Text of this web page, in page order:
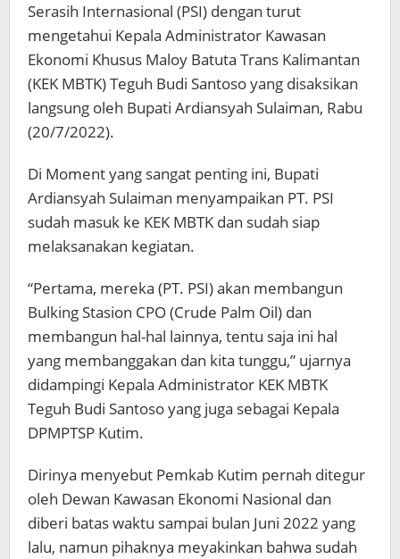
Serasih Internasional (PSI) dengan turut
mengetahui Kepala Administrator Kawasan
Ekonomi Khusus Maloy Batuta Trans Kalimantan
(KEK MBTK) Teguh Budi Santoso yang disaksikan
langsung oleh Bupati Ardiansyah Sulaiman, Rabu
(20/7/2022).
Di Moment yang sangat penting ini, Bupati
Ardiansyah Sulaiman menyampaikan PT. PSI
sudah masuk ke KEK MBTK dan sudah siap
melaksanakan kegiatan.
“Pertama, mereka (PT. PSI) akan membangun
Bulking Stasion CPO (Crude Palm Oil) dan
membangun hal-hal lainnya, tentu saja ini hal
yang membanggakan dan kita tunggu,” ujarnya
didampingi Kepala Administrator KEK MBTK
Teguh Budi Santoso yang juga sebagai Kepala
DPMPTSP Kutim.
Dirinya menyebut Pemkab Kutim pernah ditegur
oleh Dewan Kawasan Ekonomi Nasional dan
diberi batas waktu sampai bulan Juni 2022 yang
lalu, namun pihaknya meyakinkan bahwa sudah